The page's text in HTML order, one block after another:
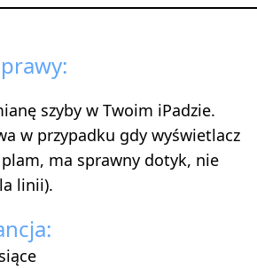
szyby w Twoim iPadzie.
w przypadku gdy wyświetlacz
ma sprawny dotyk, nie
linii).